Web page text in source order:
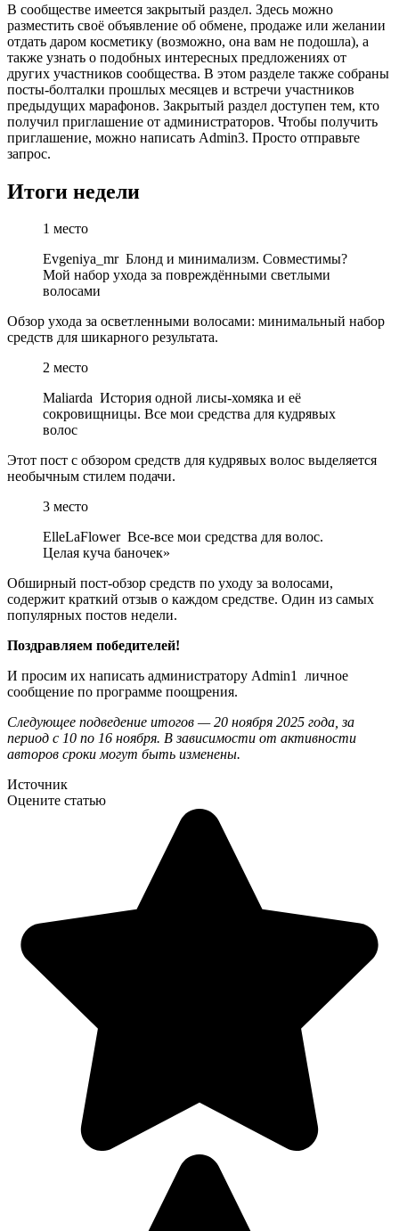
В сообществе имеется закрытый раздел. Здесь можно
разместить своё объявление об обмене, продаже или желании
отдать даром косметику (возможно, она вам не подошла), а
также узнать о подобных интересных предложениях от
других участников сообщества. В этом разделе также собраны
посты-болталки прошлых месяцев и встречи участников
предыдущих марафонов. Закрытый раздел доступен тем, кто
получил приглашение от администраторов. Чтобы получить
приглашение, можно написать Admin3. Просто отправьте
запрос.
Итоги недели
1 место
Evgeniya_mr Блонд и минимализм. Совместимы?
Мой набор ухода за повреждёнными светлыми
волосами
Обзор ухода за осветленными волосами: минимальный набор
средств для шикарного результата.
2 место
Maliarda История одной лисы-хомяка и её
сокровищницы. Все мои средства для кудрявых
волос
Этот пост с обзором средств для кудрявых волос выделяется
необычным стилем подачи.
3 место
ElleLaFlower Все-все мои средства для волос.
Целая куча баночек»
Обширный пост-обзор средств по уходу за волосами,
содержит краткий отзыв о каждом средстве. Один из самых
популярных постов недели.
Поздравляем победителей!
И просим их написать администратору Admin1 личное
сообщение по программе поощрения.
Следующее подведение итогов — 20 ноября 2025 года, за
период с 10 по 16 ноября. В зависимости от активности
авторов сроки могут быть изменены.
Источник
Оцените статью